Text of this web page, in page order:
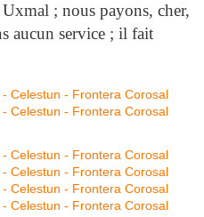
; nous payons, cher,
aucun service ; il fait